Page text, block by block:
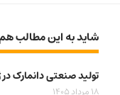
شاید به این مطالب
تولید صنعتی دانمارک در ژوئن ۶/۴ درصد
18 مرداد 1405